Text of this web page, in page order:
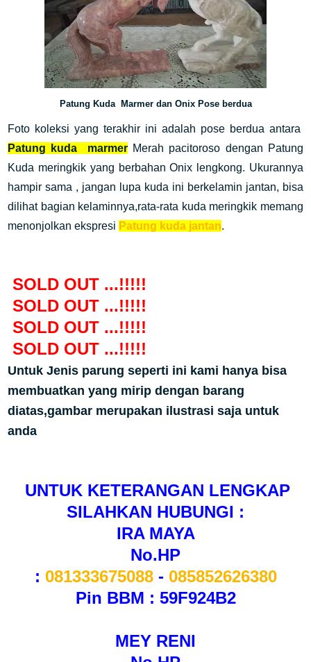
Patung Kuda Marmer dan Onix Pose berdua
Foto koleksi yang terakhir ini adalah pose berdua antara
Patung kuda marmerMerah pacitoroso dengan Patung
Kuda meringkik yang berbahan Onix lengkong. Ukurannya
hampir sama , jangan lupa kuda ini berkelamin jantan, bisa
dilihat bagian kelaminnya,rata-rata kuda meringkik memang
menonjolkan ekspresi Patung kuda jantan.
SOLD OUT ...!!!!!
SOLD OUT ...!!!!!
SOLD OUT ...!!!!!
SOLD OUT ...!!!!!
Untuk Jenis parung seperti ini kami hanya bisa
membuatkan yang mirip dengan barang
diatas,gambar merupakan ilustrasi saja untuk
anda
UNTUK KETERANGAN LENGKAP
SILAHKAN HUBUNGI :
IRA MAYA
No.HP
: 081333675088 - 085852626380
Pin BBM : 59F924B2
MEY RENI